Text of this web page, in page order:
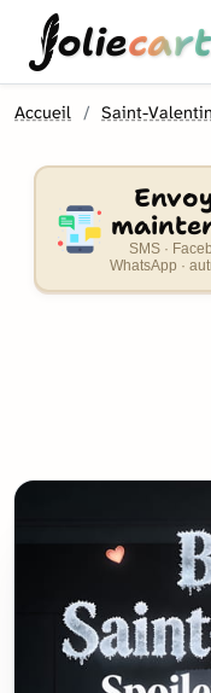
olie
Accueil Saint-
SMS ·
WhatsApp ·